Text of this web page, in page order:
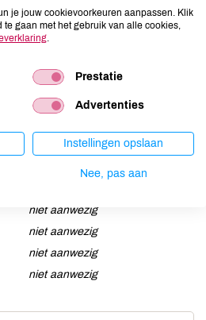
niet aanwezig
niet aanwezig
niet aanwezig
niet aanwezig
niet aanwezig
niet aanwezig
niet aanwezig
niet aanwezig
niet aanwezig
niet aanwezig
je jouw cookievoorkeuren aanpassen. Klik
te gaan met het gebruik van alle cookies,
Prestatie
Advertenties
Instellingen opslaan
Nee, pas aan